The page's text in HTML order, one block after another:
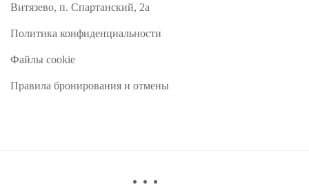
Витязево, п. Спартанский, 2а
Политика конфиденциальности
Файлы cookie
Правила бронирования и отмены